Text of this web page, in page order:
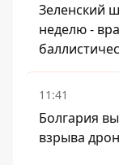
Зеленский
неделю -
11:41
Болгария
взрыва